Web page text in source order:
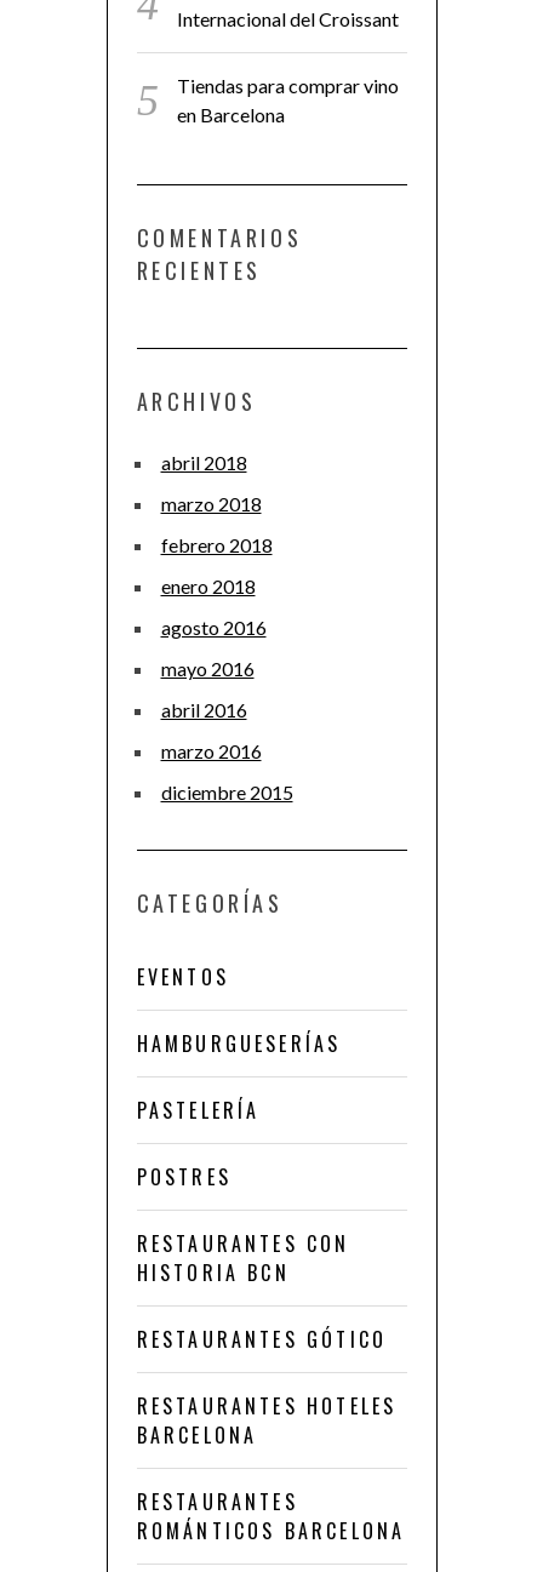
Internacional del Croissant
Tiendas para comprar vino
en Barcelona
COMENTARIOS
RECIENTES
ARCHIVOS
abril 2018
marzo 2018
febrero 2018
enero 2018
agosto 2016
mayo 2016
abril 2016
marzo 2016
diciembre 2015
CATEGORÍAS
EVENTOS
HAMBURGUESERÍAS
PASTELERÍA
POSTRES
RESTAURANTES CON
HISTORIA BCN
RESTAURANTES GÓTICO
RESTAURANTES HOTELES
BARCELONA
RESTAURANTES
ROMÁNTICOS BARCELONA